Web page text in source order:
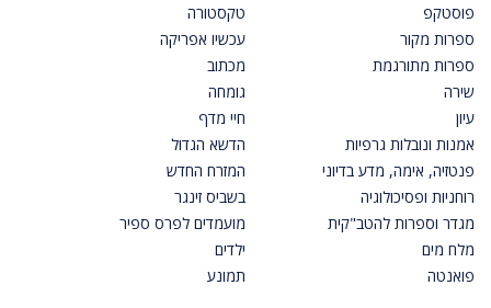
פוסטקפ
ספרות מקור
ספרות מתורגמת
שירה
עיון
אמנות ונובלות גרפיות
פנטזיה, אימה, מדע בדיוני
רוחניות ופסיכולוגיה
מגדר וספרות להטב"קית
מלח מים
פואנטה
טקסטורה
עכשיו אפריקה
מכתוב
גומחה
חיי מדף
הדשא הגדול
המזרח החדש
בשביס זינגר
מועמדים לפרס ספיר
ילדים
תמונע